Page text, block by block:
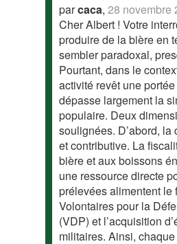
parcaca,28 novembre
Cher Albert ! Votre
produire de la bière en
sembler paradoxal,
Pourtant, dans le
activité revêt une
dépasse largement la
populaire. Deux
soulignées. D’abord,
et contributive. La
bière et aux boissons
une ressource directe
prélevées alimentent le
Volontaires pour la
(VDP) et l’acquisition
militaires. Ainsi,